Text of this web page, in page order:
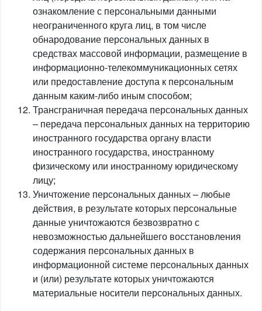
ознакомление с персональными данными
неограниченного круга лиц, в том числе
обнародование персональных данных в
средствах массовой информации, размещение в
информационно-телекоммуникационных сетях
или предоставление доступа к персональным
данным каким-либо иным способом;
Трансграничная передача персональных данных
– передача персональных данных на территорию
иностранного государства органу власти
иностранного государства, иностранному
физическому или иностранному юридическому
лицу;
Уничтожение персональных данных – любые
действия, в результате которых персональные
данные уничтожаются безвозвратно с
невозможностью дальнейшего восстановления
содержания персональных данных в
информационной системе персональных данных
и (или) результате которых уничтожаются
материальные носители персональных данных.